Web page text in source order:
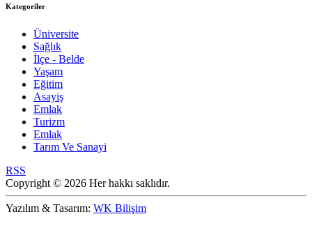
Kategoriler
Üniversite
Sağlık
İlçe - Belde
Yaşam
Eğitim
Asayiş
Emlak
Turizm
Emlak
Tarım Ve Sanayi
RSS
Copyright © 2026 Her hakkı saklıdır.
Yazılım & Tasarım: WK Bilişim